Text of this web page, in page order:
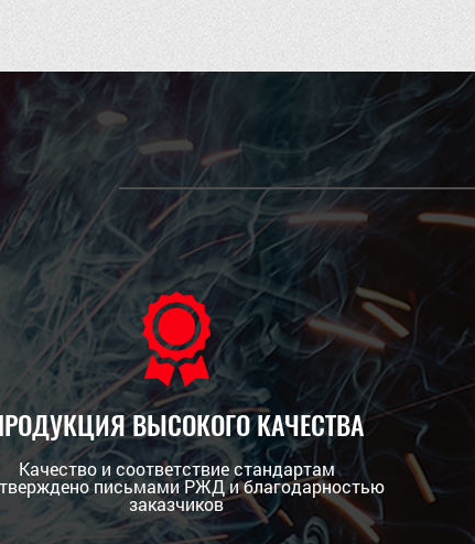
ВЫСОКОГО КАЧЕСТВА
Качество и соответствие стандартам
письмами РЖД и благодарностью
заказчиков